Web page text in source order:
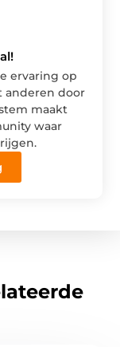
ervaring op
anderen door
maakt
waar